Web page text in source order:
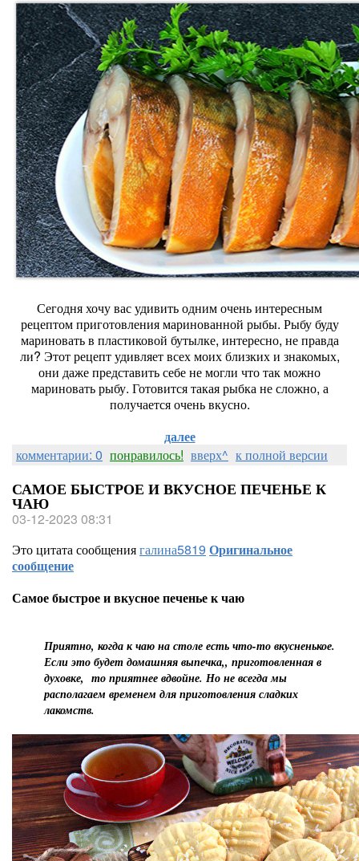
Сегодня хочу вас удивить одним очень интересным
рецептом приготовления маринованной рыбы. Рыбу буду
мариновать в пластиковой бутылке, интересно, не правда
ли? Этот рецепт удивляет всех моих близких и знакомых,
они даже представить себе не могли что так можно
мариновать рыбу. Готовится такая рыбка не сложно, а
получается очень вкусно.
далее
комментарии: 0 понравилось! вверх^ к полной версии
САМОЕ БЫСТРОЕ И ВКУСНОЕ ПЕЧЕНЬЕ К
ЧАЮ
03-12-2023 08:31
Это цитата сообщениягалина5819 Оригинальное
сообщение
Самое быстрое и вкусное печенье к чаю
Приятно, когда к чаю на столе есть что-то вкусненькое.
Если это будет домашняя выпечка,, приготовленная в
духовке, то приятнее вдвойне. Но не всегда мы
располагаем временем для приготовления сладких
лакомств.